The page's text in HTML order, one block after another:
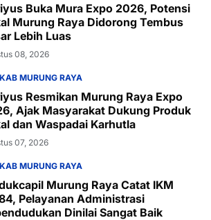
Buka Mura Expo 2026, Potensi
Murung Raya Didorong Tembus
Lebih Luas
08, 2026
MURUNG RAYA
Resmikan Murung Raya Expo
Ajak Masyarakat Dukung Produk
dan Waspadai Karhutla
07, 2026
MURUNG RAYA
Murung Raya Catat IKM
Pelayanan Administrasi
Dinilai Sangat Baik